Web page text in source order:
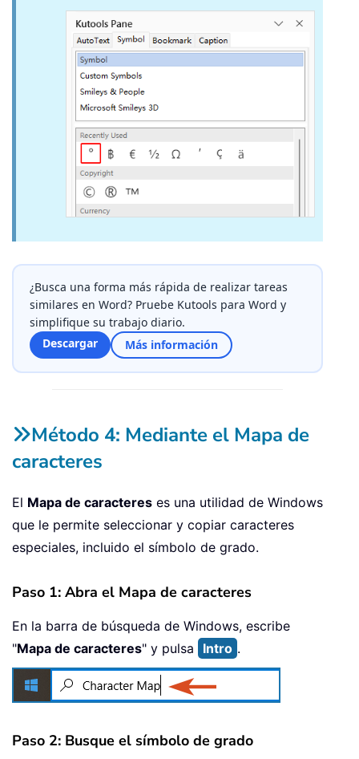
¿Busca una forma más rápida de realizar tareas
similares en Word? Pruebe Kutools para Word y
simplifique su trabajo diario.
Descargar
Más información
Método 4: Mediante el Mapa de
caracteres
El Mapa de caracteres es una utilidad de Windows
que le permite seleccionar y copiar caracteres
especiales, incluido el símbolo de grado.
Paso 1: Abra el Mapa de caracteres
En la barra de búsqueda de Windows, escribe
"Mapa de caracteres" y pulsa Intro .
Paso 2: Busque el símbolo de grado